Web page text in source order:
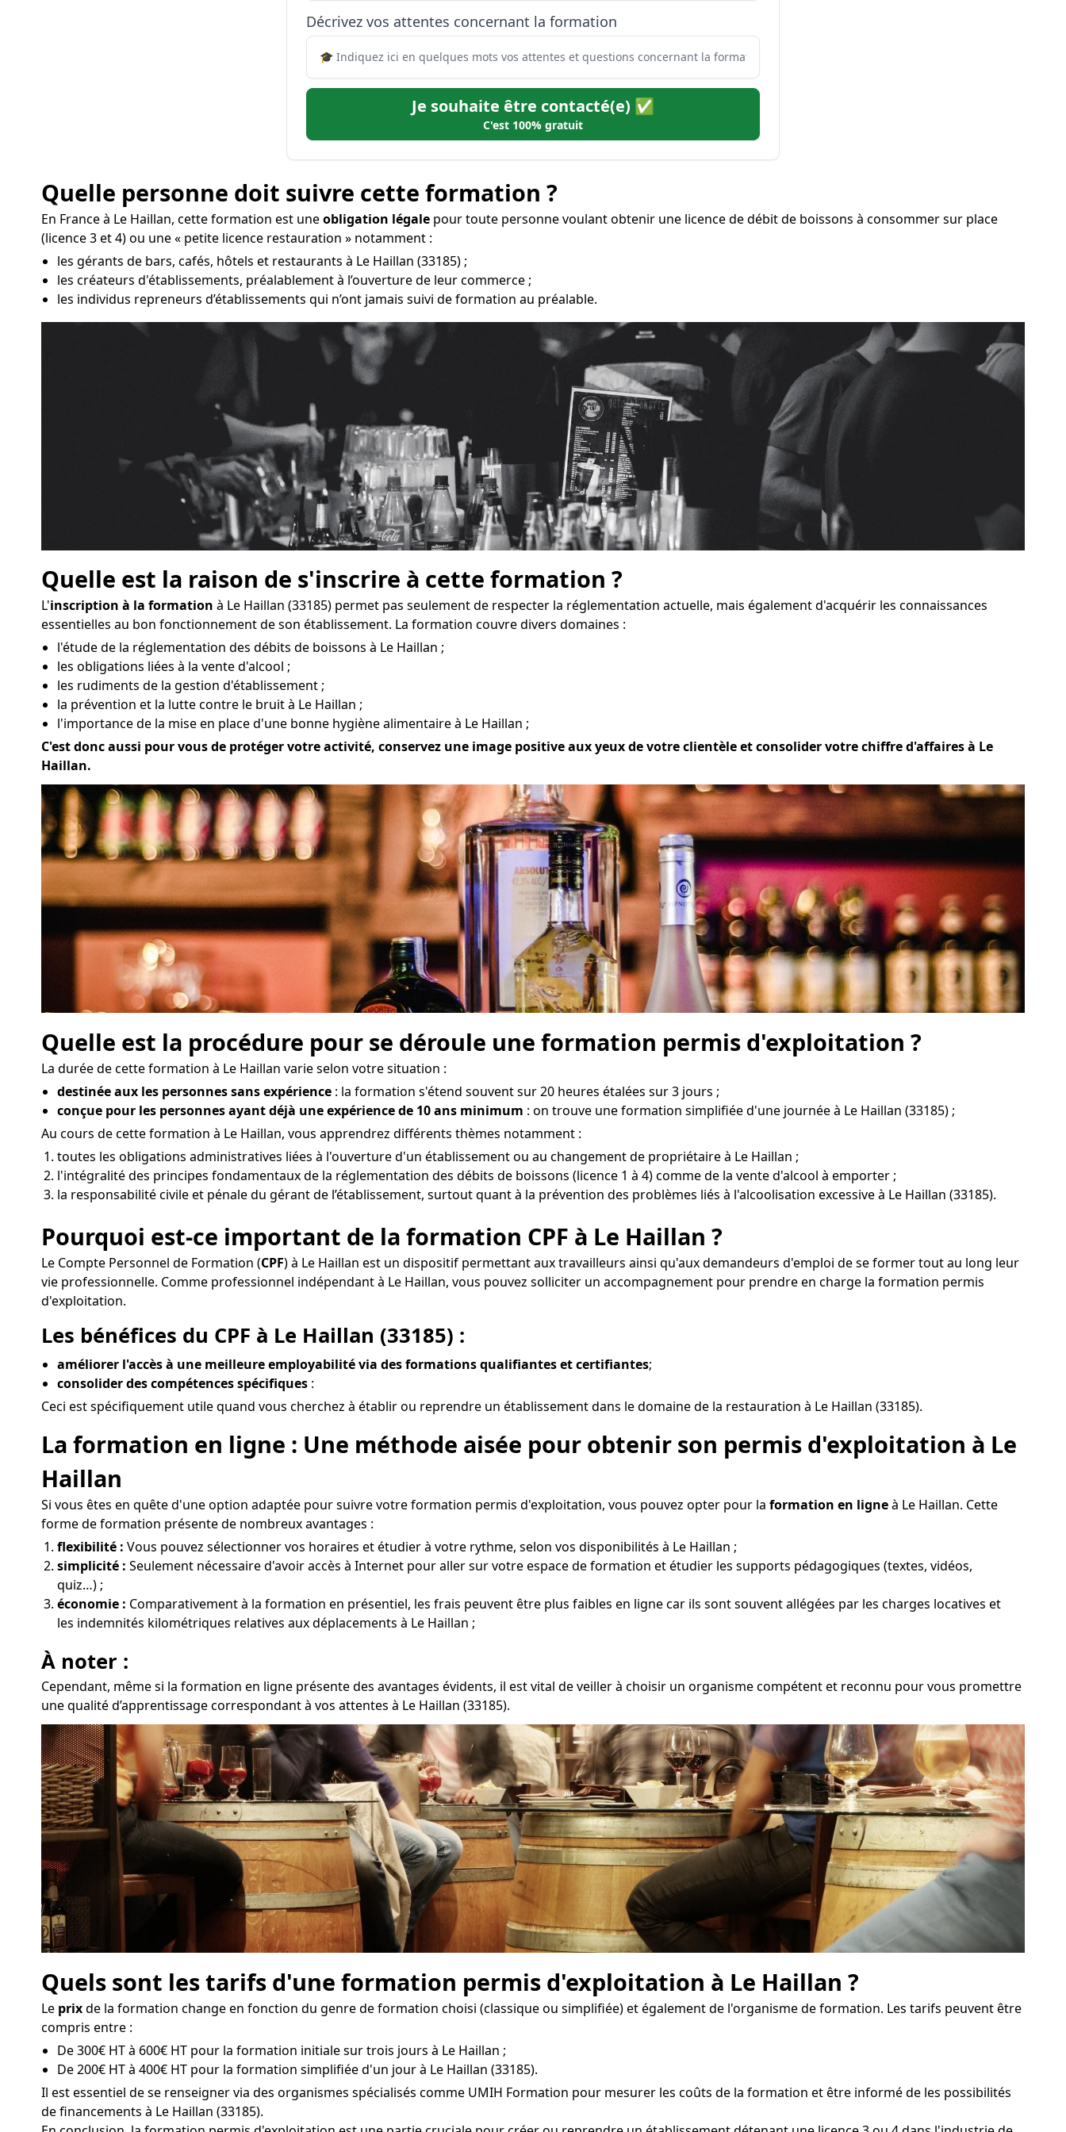
Décrivez vos attentes concernant la formation
Je souhaite être contacté(e) ✅
C'est 100% gratuit
Quelle personne doit suivre cette formation ?
En France à Le Haillan, cette formation est uneobligation légale pour toute personne voulant obtenir une licence de débit de boissons à consommer sur place
(licence 3 et 4) ou une « petite licence restauration » notamment :
les gérants de bars, cafés, hôtels et restaurants à Le Haillan (33185) ;
les créateurs d'établissements, préalablement à l’ouverture de leur commerce ;
les individus repreneurs d’établissements qui n’ont jamais suivi de formation au préalable.
Quelle est la raison de s'inscrire à cette formation ?
L'inscription à la formation à Le Haillan (33185) permet pas seulement de respecter la réglementation actuelle, mais également d'acquérir les connaissances
essentielles au bon fonctionnement de son établissement. La formation couvre divers domaines :
l'étude de la réglementation des débits de boissons à Le Haillan ;
les obligations liées à la vente d'alcool ;
les rudiments de la gestion d'établissement ;
la prévention et la lutte contre le bruit à Le Haillan ;
l'importance de la mise en place d'une bonne hygiène alimentaire à Le Haillan ;
C'est donc aussi pour vous de protéger votre activité, conservez une image positive aux yeux de votre clientèle et consolider votre chiffre d'affaires à Le
Haillan.
Quelle est la procédure pour se déroule une formation permis d'exploitation ?
La durée de cette formation à Le Haillan varie selon votre situation :
destinée aux les personnes sans expérience : la formation s'étend souvent sur 20 heures étalées sur 3 jours ;
conçue pour les personnes ayant déjà une expérience de 10 ans minimum : on trouve une formation simplifiée d'une journée à Le Haillan (33185) ;
Au cours de cette formation à Le Haillan, vous apprendrez différents thèmes notamment :
toutes les obligations administratives liées à l'ouverture d'un établissement ou au changement de propriétaire à Le Haillan ;
l'intégralité des principes fondamentaux de la réglementation des débits de boissons (licence 1 à 4) comme de la vente d'alcool à emporter ;
la responsabilité civile et pénale du gérant de l’établissement, surtout quant à la prévention des problèmes liés à l'alcoolisation excessive à Le Haillan (33185).
Pourquoi est-ce important de la formation CPF à Le Haillan ?
Le Compte Personnel de Formation (CPF) à Le Haillan est un dispositif permettant aux travailleurs ainsi qu'aux demandeurs d'emploi de se former tout au long leur
vie professionnelle. Comme professionnel indépendant à Le Haillan, vous pouvez solliciter un accompagnement pour prendre en charge la formation permis
d'exploitation.
Les bénéfices du CPF à Le Haillan (33185) :
améliorer l'accès à une meilleure employabilité via des formations qualifiantes et certifiantes;
consolider des compétences spécifiques :
Ceci est spécifiquement utile quand vous cherchez à établir ou reprendre un établissement dans le domaine de la restauration à Le Haillan (33185).
La formation en ligne : Une méthode aisée pour obtenir son permis d'exploitation à Le
Haillan
Si vous êtes en quête d'une option adaptée pour suivre votre formation permis d'exploitation, vous pouvez opter pour la formation en ligneà Le Haillan. Cette
forme de formation présente de nombreux avantages :
flexibilité : Vous pouvez sélectionner vos horaires et étudier à votre rythme, selon vos disponibilités à Le Haillan ;
simplicité : Seulement nécessaire d'avoir accès à Internet pour aller sur votre espace de formation et étudier les supports pédagogiques (textes, vidéos,
quiz…) ;
économie : Comparativement à la formation en présentiel, les frais peuvent être plus faibles en ligne car ils sont souvent allégées par les charges locatives et
les indemnités kilométriques relatives aux déplacements à Le Haillan ;
À noter :
Cependant, même si la formation en ligne présente des avantages évidents, il est vital de veiller à choisir un organisme compétent et reconnu pour vous promettre
une qualité d’apprentissage correspondant à vos attentes à Le Haillan (33185).
Quels sont les tarifs d'une formation permis d'exploitation à Le Haillan ?
Le prixde la formation change en fonction du genre de formation choisi (classique ou simplifiée) et également de l'organisme de formation. Les tarifs peuvent être
compris entre :
De 300€ HT à 600€ HT pour la formation initiale sur trois jours à Le Haillan ;
De 200€ HT à 400€ HT pour la formation simplifiée d'un jour à Le Haillan (33185).
Il est essentiel de se renseigner via des organismes spécialisés comme UMIH Formation pour mesurer les coûts de la formation et être informé de les possibilités
de financements à Le Haillan (33185).